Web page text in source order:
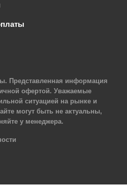
Представленная информация
офертой. Уважаемые
ситуацией на рынке и
могут быть не актуальны,
у менеджера.